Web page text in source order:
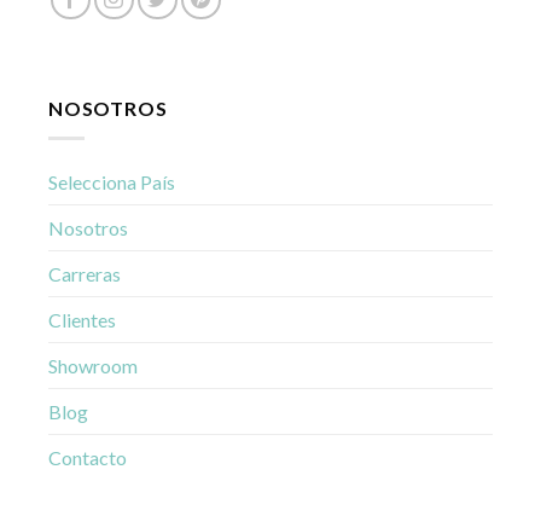
NOSOTROS
Selecciona País
Nosotros
Carreras
Clientes
Showroom
Blog
Contacto